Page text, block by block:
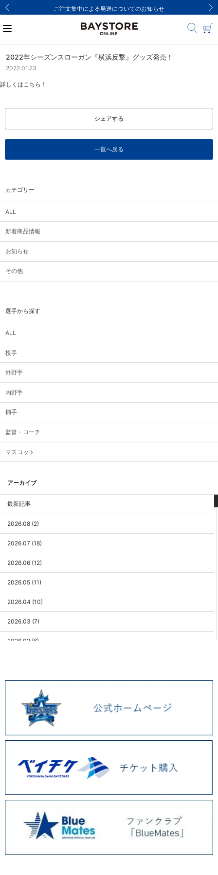
ご注文集中による発送についてのお知らせ
カテゴリー
ALL
新着商品情報
お知らせ
その他
選手から探す
ALL
投手
外野手
内野手
捕手
監督・コーチ
マスコット
アーカイブ
最新記事
2026.08 (2)
2026.07 (18)
2026.06 (12)
2026.05 (11)
2026.04 (10)
2026.03 (7)
2026.02 (6)
2025.12 (3)
2025.11 (6)
2025.10 (5)
2025.09 (5)
2025.08 (6)
2025.07 (6)
2025.05 (9)
2025.04 (9)
2025.03 (9)
2022年シーズンスローガン『横浜反撃』グッズ発売！
2022.01.23
詳しくはこちら！
シェアする
一覧へ戻る